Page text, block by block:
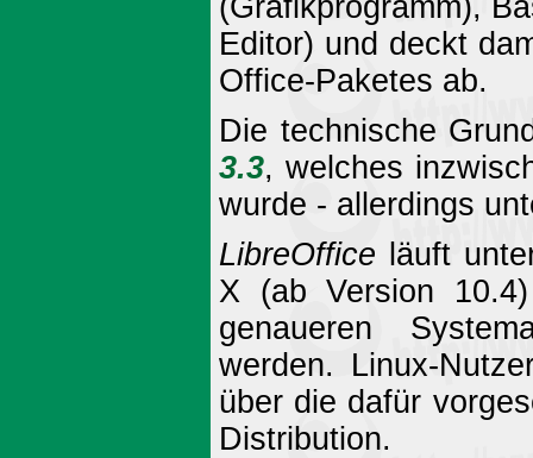
(Grafikprogramm),
Editor) und deckt
Office-Paketes ab.
Die technische
3.3, welches
wurde - allerdings
LibreOffice läuft
X (ab Version
genaueren
werden. Linux-
über die dafür
Distribution.